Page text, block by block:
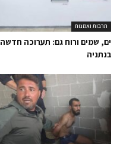
תרבות ואמנות
ים, שמים ורוח גם: תערוכה חדשה
בנתניה